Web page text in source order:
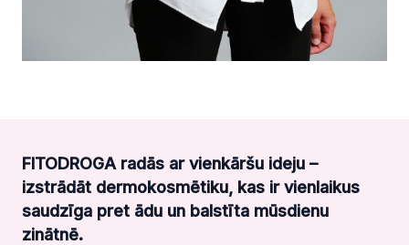
FITODROGA radās ar vienkāršu ideju –
izstrādāt dermokosmētiku, kas ir vienlaikus
saudzīga pret ādu un balstīta mūsdienu
zinātnē.